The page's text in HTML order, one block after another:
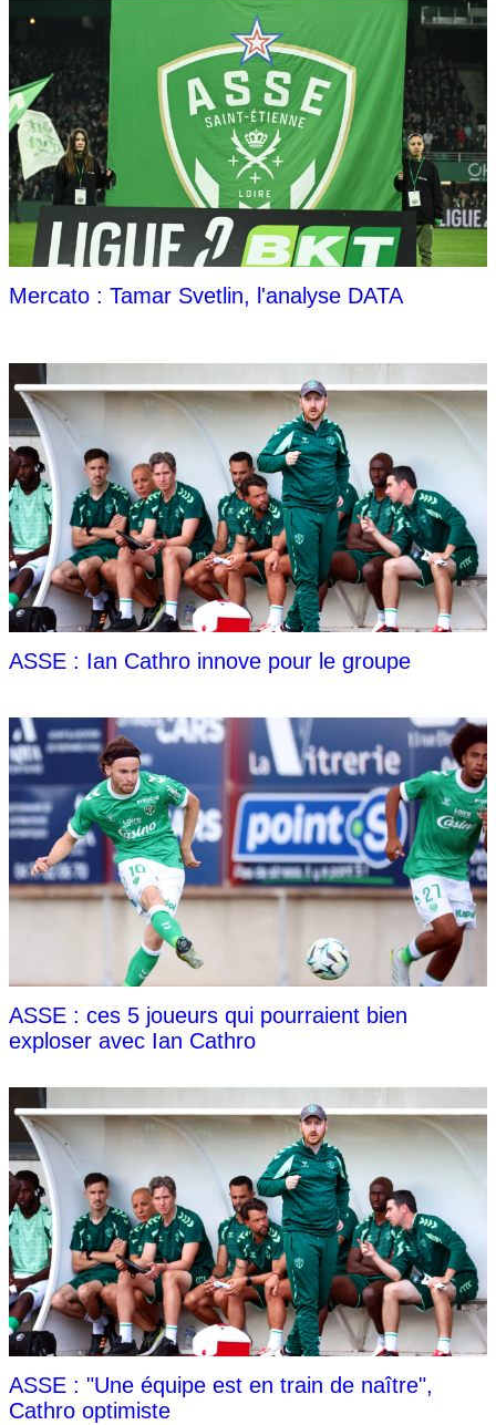
Mercato : Tamar Svetlin, l'analyse DATA
ASSE : Ian Cathro innove pour le groupe
ASSE : ces 5 joueurs qui pourraient bien
exploser avec Ian Cathro
ASSE : "Une équipe est en train de naître",
Cathro optimiste